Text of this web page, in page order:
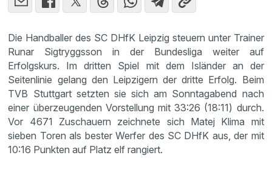
Die Handballer des SC DHfK Leipzig steuern unter Trainer
Runar Sigtryggsson in der Bundesliga weiter auf
Erfolgskurs. Im dritten Spiel mit dem Isländer an der
Seitenlinie gelang den Leipzigern der dritte Erfolg. Beim
TVB Stuttgart setzten sie sich am Sonntagabend nach
einer überzeugenden Vorstellung mit 33:26 (18:11) durch.
Vor 4671 Zuschauern zeichnete sich Matej Klima mit
sieben Toren als bester Werfer des SC DHfK aus, der mit
10:16 Punkten auf Platz elf rangiert.